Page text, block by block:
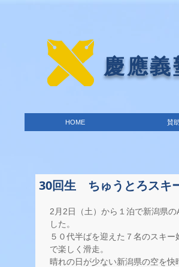
HOME 賛
慶應
30回生 ちゅうとろス
2月2日（土）から１泊で新潟県
した。
５０代半ばを迎えた７名のスキ
で楽しく滑走。
晴れの日が少ない新潟県の空を